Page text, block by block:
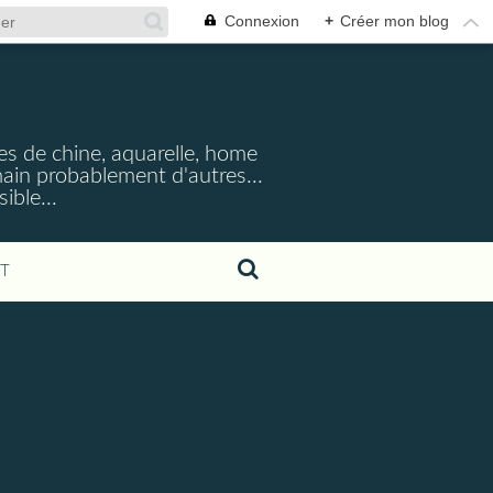
Connexion + Créer mon blog
de chine, aquarelle, home
probablement d'autres...